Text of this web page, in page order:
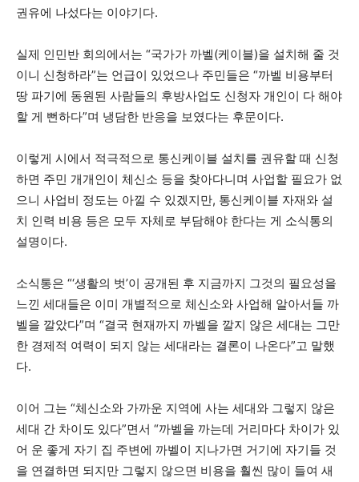
권유에 나섰다는 이야기다.
실제 인민반 회의에서는 “국가가 까벨(케이블)을 설치해 줄 것
이니 신청하라”는 언급이 있었으나 주민들은 “까벨 비용부터
땅 파기에 동원된 사람들의 후방사업도 신청자 개인이 다 해야
할 게 뻔하다”며 냉담한 반응을 보였다는 후문이다.
이렇게 시에서 적극적으로 통신케이블 설치를 권유할 때 신청
하면 주민 개개인이 체신소 등을 찾아다니며 사업할 필요가 없
으니 사업비 정도는 아낄 수 있겠지만, 통신케이블 자재와 설
치 인력 비용 등은 모두 자체로 부담해야 한다는 게 소식통의
설명이다.
소식통은 “‘생활의 벗’이 공개된 후 지금까지 그것의 필요성을
느낀 세대들은 이미 개별적으로 체신소와 사업해 알아서들 까
벨을 깔았다”며 “결국 현재까지 까벨을 깔지 않은 세대는 그만
한 경제적 여력이 되지 않는 세대라는 결론이 나온다”고 말했
다.
이어 그는 “체신소와 가까운 지역에 사는 세대와 그렇지 않은
세대 간 차이도 있다”면서 “까벨을 까는데 거리마다 차이가 있
어 운 좋게 자기 집 주변에 까벨이 지나가면 거기에 자기들 것
을 연결하면 되지만 그렇지 않으면 비용을 훨씬 많이 들여 새